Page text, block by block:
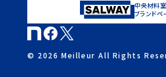
中央材料
ブランドペ
© 2026 Meilleur All Rights